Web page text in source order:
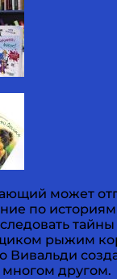
может
по историям
рыжим
Вивальди
многом другом.